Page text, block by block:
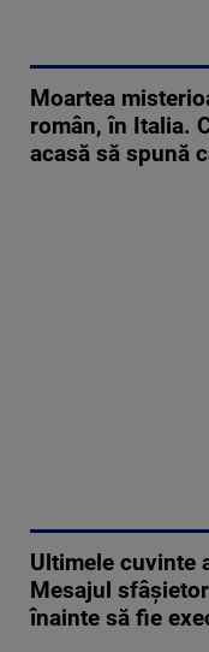
Moartea
român, în Italia.
acasă să spună
Ultimele cuvinte
Mesajul
înainte să fie